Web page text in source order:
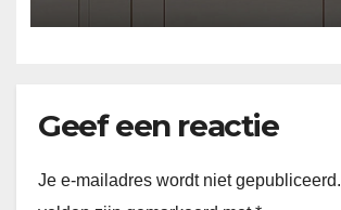
Geef een reactie
Je e-mailadres wordt niet gepubliceerd.